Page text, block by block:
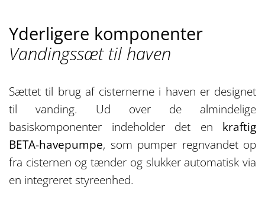
Yderligere komponenter
Vandingssæt til haven
Sættet til brug af cisternerne i haven er designet
til vanding. Ud over de almindelige
basiskomponenter indeholder det en kraftig
BETA-havepumpe, som pumper regnvandet op
fra cisternen og tænder og slukker automatisk via
en integreret styreenhed.